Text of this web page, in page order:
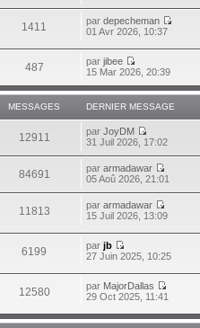
1411 pardepecheman
01 Avr 2026, 10:37
487 parjibee
15 Mar 2026, 20:39
MESSAGES DERNIER MESSAGE
12911 parJoyDM
31 Juil 2026, 17:02
84691 pararmadawar
05 Aoû 2026, 21:01
11813 pararmadawar
15 Juil 2026, 13:09
6199 parjb
27 Juin 2025, 10:25
12580 par MajorDallas
29 Oct 2025, 11:41